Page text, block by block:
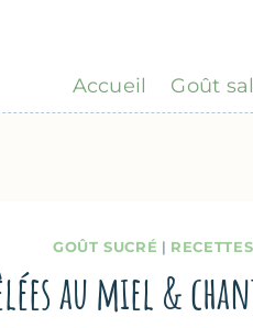
Accueil Goût
GOÛT SUCRÉ | RECETTES
au miel &